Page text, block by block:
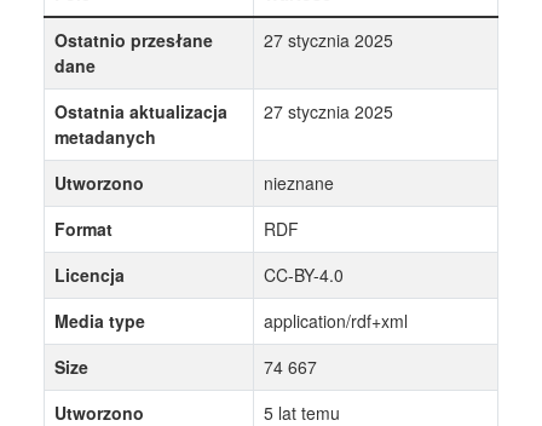
Ostatnio przesłane
dane
27 stycznia 2025
Ostatnia aktualizacja
metadanych
27 stycznia 2025
Utworzono
nieznane
Format
RDF
Licencja
CC-BY-4.0
Media type
application/rdf+xml
Size
74 667
Utworzono
5 lat temu